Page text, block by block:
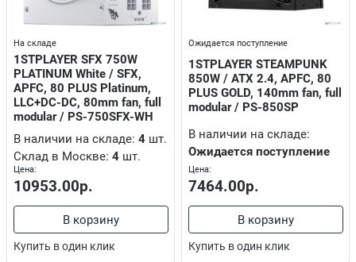
На складе
1STPLAYER SFX 750W
PLATINUM White / SFX,
APFC, 80 PLUS Platinum,
LLC+DC-DC, 80mm fan, full
modular / PS-750SFX-WH
В наличии на складе: 4шт.
Склад в Москве: 4шт.
Цена:
10953.00р.
В корзину
Купить в один клик
Ожидается поступление
1STPLAYER STEAMPUNK
850W / ATX 2.4, APFC, 80
PLUS GOLD, 140mm fan, full
modular / PS-850SP
В наличии на складе:
Ожидается поступление
Цена:
7464.00р.
В корзину
Купить в один клик